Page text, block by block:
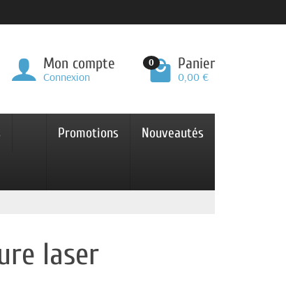
Mon compte
Connexion
0 Panier
0,00 €
Promotions Nouveautés
laser